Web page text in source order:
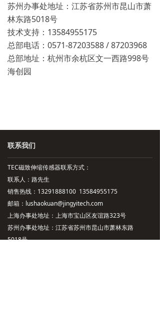
苏州办事处地址：江苏省苏州市昆山市萧
林东路5018号
技术支持：13584955175
总部电话：0571-87203588 / 87203968
总部地址：杭州市余杭区文一西路998号
海创园
联系我们
TEC磁致伸缩传感器联系方式：
联系人：路先生
销售热线：13291888100 13584955175
邮箱：lushaokuan@jingyitech.com
上海办事处地址：上海市宝山区友谊路323号
苏州办事处地址：江苏省苏州市昆山市萧林东路
5018号